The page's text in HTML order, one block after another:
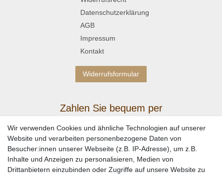
Datenschutzerklärung
AGB
Impressum
Kontakt
Widerrufsformular
Zahlen Sie bequem per
Wir verwenden Cookies und ähnliche Technologien auf unserer
Website und verarbeiten personenbezogene Daten von
Besucher:innen unserer Webseite (z.B. IP-Adresse), um z.B.
Inhalte und Anzeigen zu personalisieren, Medien von
Drittanbietern einzubinden oder Zugriffe auf unsere Website zu